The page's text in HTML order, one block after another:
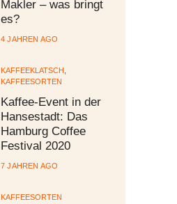
Makler – was bringt
es?
4 JAHREN AGO
KAFFEEKLATSCH ,
KAFFEESORTEN
Kaffee-Event in der
Hansestadt: Das
Hamburg Coffee
Festival 2020
7 JAHREN AGO
KAFFEESORTEN